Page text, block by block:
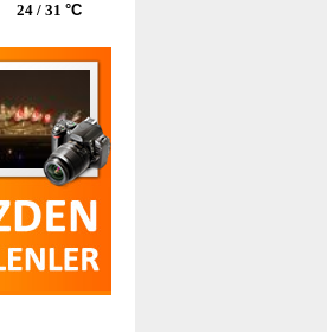
24 / 31 °C